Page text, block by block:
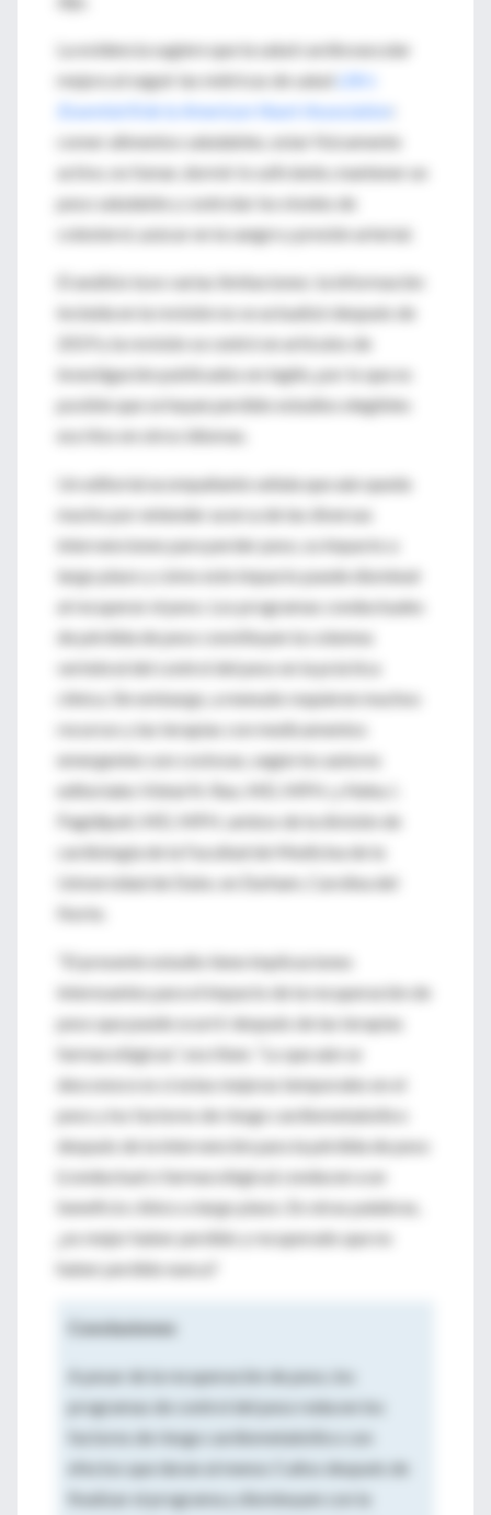
La evidencia sugiere que la salud cardiovascular
mejora al seguir las métricas de salud
Life's
Essential 8 de la American Heart Association
comer alimentos saludables, estar físicamente
activo, no fumar, dormir lo suficiente, mantener un
peso saludable y controlar los niveles de
colesterol, azúcar en la sangre y presión arterial.
El análisis tuvo varias limitaciones: la información
incluida en la revisión no se actualizó después de
2019 y la revisión se centró en artículos de
investigación publicados en inglés, por lo que es
posible que se hayan perdido estudios elegibles
escritos en otros idiomas.
Un editorial acompañante señala que aún queda
mucho por entender acerca de las diversas
intervenciones para perder peso, su impacto a
largo plazo y cómo este impacto puede disminuir
al recuperar el peso. Los programas conductuales
de pérdida de peso constituyen la columna
vertebral del control del peso en la práctica
clínica. Sin embargo, a menudo requieren muchos
recursos y las terapias con medicamentos
emergentes son costosas, según los autores
editoriales Vishal N. Rao, MD, MPH, y Neha J.
Pagidipati, MD, MPH, ambos de la división de
cardiología de la Facultad de Medicina de la
Universidad de Duke. en Durham, Carolina del
Norte.
“El presente estudio tiene implicaciones
interesantes para el impacto de la recuperación de
peso que puede ocurrir después de las terapias
farmacológicas”, escriben. “Lo que aún se
desconoce es si estas mejoras temporales en el
peso y los factores de riesgo cardiometabólico
después de la intervención para la pérdida de peso
(conductual o farmacológica) conducen a un
beneficio clínico a largo plazo. En otras palabras,
¿es mejor haber perdido y recuperado que no
haber perdido nunca?
Conclusiones
A pesar de la recuperación de peso, los
programas de control del peso reducen los
factores de riesgo cardiometabólico con
efectos que duran al menos 5 años después de
finalizar el programa y disminuyen con la